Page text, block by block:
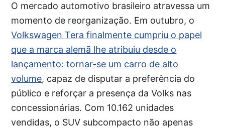
O mercado automotivo brasileiro atravessa um
momento de reorganização. Em outubro, o
Volkswagen Tera finalmente cumpriu o papel
que a marca alemã lhe atribuiu desde o
lançamento: tornar-se um carro de alto
volume, capaz de disputar a preferência do
público e reforçar a presença da Volks nas
concessionárias. Com 10.162 unidades
vendidas, o SUV subcompacto não apenas